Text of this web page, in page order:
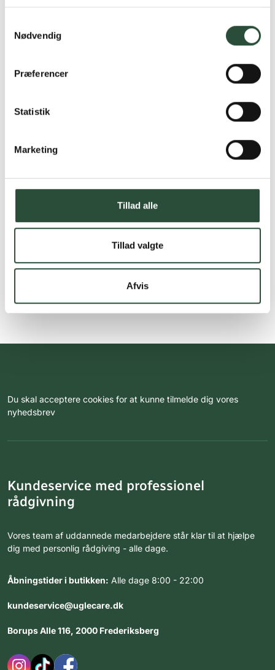
Nødvendig
Præferencer
Statistik
Marketing
Tillad alle
Tillad valgte
Afvis
Du skal acceptere cookies for at kunne tilmelde dig vores
nyhedsbrev
Kundeservice med professionel
rådgivning
Vores team af uddannede medarbejdere står klar til at hjælpe
dig med personlig rådgiving - alle dage.
Åbningstider i butikken: Alle dage 8:00 - 22:00
kundeservice@uglecare.dk
Borups Alle 116, 2000 Frederiksberg